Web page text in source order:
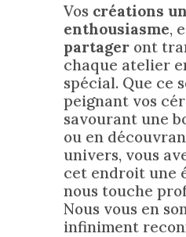
Vos créations
enthousiasme,
partageront
chaque atelier
spécial. Que ce
peignant vos
savourant une
ou en
univers, vous
cet endroit une
nous touche
Nous vous en
infiniment